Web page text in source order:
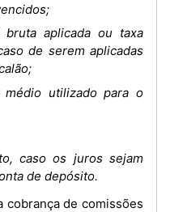
aplicada ou taxa
de serem aplicadas
utilizado para o
caso os juros sejam
de depósito.